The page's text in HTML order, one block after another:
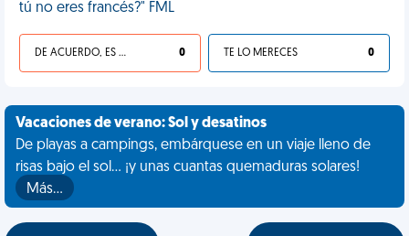
tú no eres francés?" FML
DE ACUERDO, ES UNA VIDA HP 0 TE LO MERECES 0
Vacaciones de verano: Sol y desatinos
De playas a campings, embárquese en un viaje lleno de
risas bajo el sol... ¡y unas cuantas quemaduras solares!
Más…